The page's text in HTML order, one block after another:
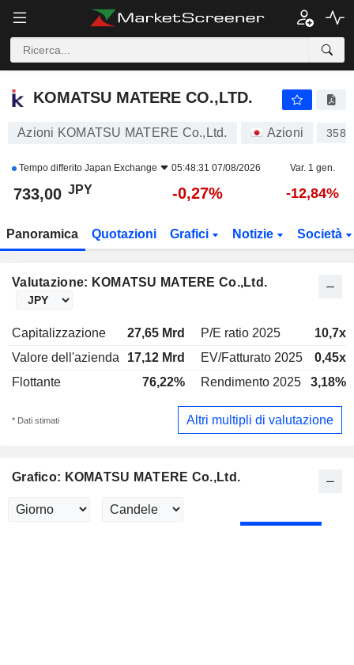
KOMATSU MATERE CO.,LTD.
KOMATSU MATERE CO.,LTD.
Azioni KOMATSU MATERE Co.,Ltd. Azioni 3580
Tempo differito Japan Exchange 05:48:31 07/08/2026 Var. 1 gen.
733,00 JPY -0,27% -12,84%
Panoramica Quotazioni Grafici Notizie Società
Valutazione: KOMATSU MATERE Co.,Ltd.
Capitalizzazione 27,65 Mrd P/E ratio 2025
10,7x
Valore dell'azienda
17,12 Mrd EV/Fatturato 2025
0,45x
Flottante
76,22% Rendimento 2025 3,18%
* Dati stimati Altri multipli di valutazione
Grafico: KOMATSU MATERE Co.,Ltd.